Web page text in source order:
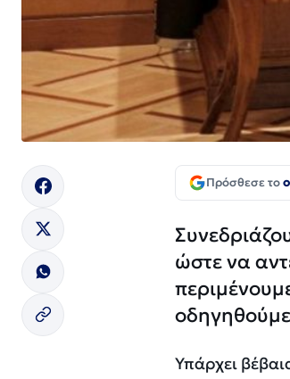
Πρόσθεσε το
ώστε να
Υπάρχει